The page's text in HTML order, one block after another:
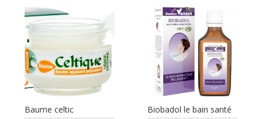
Baume celtic
Biobadol le bain santé